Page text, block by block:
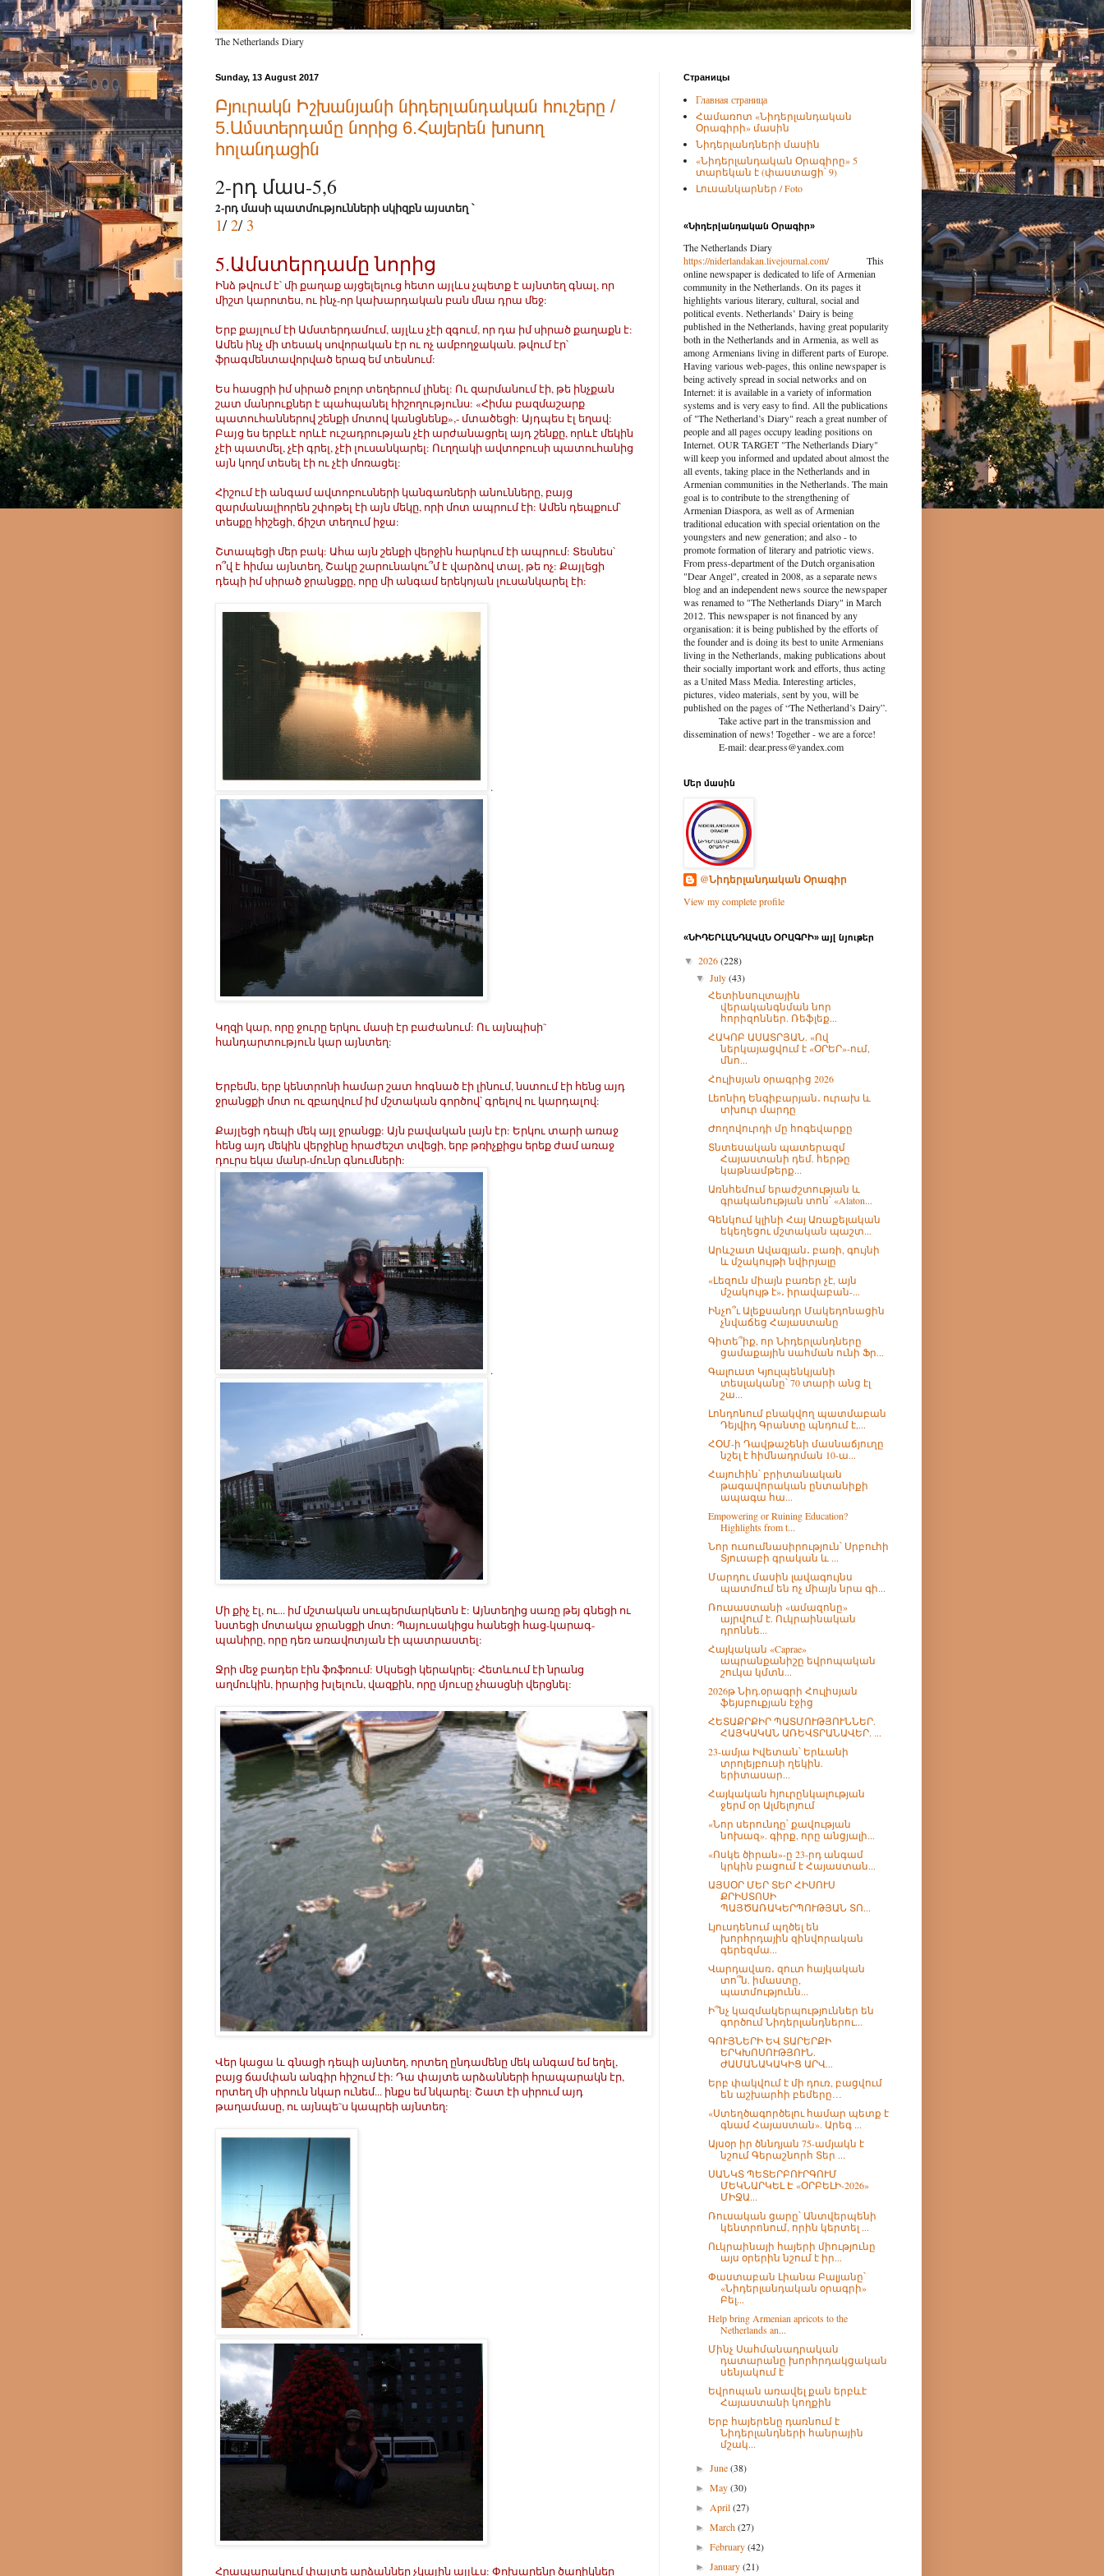
The Netherlands Diary
Sunday, 13 August 2017
Բյուրակն Իշխանյանի նիդերլանդական հուշերը /
5.Ամստերդամը նորից 6.Հայերեն խոսող
հոլանդացին
2-րդ մաս-5,6
2-րդ մասի պատմությունների սկիզբն այստեղ ՝
1/2/ 3
5.Ամստերդամը նորից
Ինձ թվում է՝ մի քաղաք այցելելուց հետո այլևս չպետք է այնտեղ գնալ, որ
միշտ կարոտես, ու ինչ-որ կախարդական բան մնա դրա մեջ:
Երբ քայլում էի Ամստերդամում, այլևս չէի զգում, որ դա իմ սիրած քաղաքն է:
Ամեն ինչ մի տեսակ սովորական էր ու ոչ ամբողջական. թվում էր՝
ֆրագմենտավորված երազ եմ տեսնում:
Ես հասցրի իմ սիրած բոլոր տեղերում լինել: Ու զարմանում էի, թե ինչքան
շատ մանրուքներ է պահպանել հիշողությունս: «Հիմա բազմաշարք
պատուհաններով շենքի մոտով կանցնենք»,- մտածեցի: Այդպես էլ եղավ:
Բայց ես երբևէ որևէ ուշադրության չէի արժանացրել այդ շենքը, որևէ մեկին
չէի պատմել, չէի գրել, չէի լուսանկարել: Ուղղակի ավտոբուսի պատուհանից
այն կողմ տեսել էի ու չէի մոռացել:
Հիշում էի անգամ ավտոբուսների կանգառների անունները, բայց
զարմանալիորեն շփոթել էի այն մեկը, որի մոտ ապրում էի: Ամեն դեպքում՝
տեսքը հիշեցի, ճիշտ տեղում իջա:
Շտապեցի մեր բակ: Ահա այն շենքի վերջին հարկում էի ապրում: Տեսնես՝
ո՞վ է հիմա այնտեղ, Շակը շարունակու՞մ է վարձով տալ, թե ոչ: Քայլեցի
դեպի իմ սիրած ջրանցքը, որը մի անգամ երեկոյան լուսանկարել էի:
.
Կղզի կար, որը ջուրը երկու մասի էր բաժանում: Ու այնպիսի˜
հանդարտություն կար այնտեղ:
Երբեմն, երբ կենտրոնի համար շատ հոգնած էի լինում, նստում էի հենց այդ
ջրանցքի մոտ ու զբաղվում իմ մշտական գործով՝ գրելով ու կարդալով:
Քայլեցի դեպի մեկ այլ ջրանցք: Այն բավական լայն էր: Երկու տարի առաջ
հենց այդ մեկին վերջինը հրաժեշտ տվեցի, երբ թռիչքիցս երեք ժամ առաջ
դուրս եկա մանր-մունր գնումների:
.
Մի քիչ էլ, ու... իմ մշտական սուպերմարկետն է: Այնտեղից սառը թեյ գնեցի ու
նստեցի մոտակա ջրանցքի մոտ: Պայուսակիցս հանեցի հաց-կարագ-
պանիրը, որը դեռ առավոտյան էի պատրաստել:
Ջրի մեջ բադեր էին ֆռֆռում: Սկսեցի կերակրել: Հետևում էի նրանց
աղմուկին, իրարից խլելուն, վազքին, որը մյուսը չհասցնի վերցնել:
Վեր կացա և գնացի դեպի այնտեղ, որտեղ ընդամենը մեկ անգամ եմ եղել,
բայց ճամփան անգիր հիշում էի: Դա փայտե արձանների հրապարակն էր,
որտեղ մի սիրուն նկար ունեմ... ինքս եմ նկարել: Շատ էի սիրում այդ
թաղամասը, ու այնպե˜ս կապրեի այնտեղ:
.
Հրապարակում փայտե արձաններ չկային այլևս: Փոխարենը ծաղիկներ
Страницы
Главная страница
Համառոտ «Նիդերլանդական
Օրագիրի» մասին
Նիդերլանդների մասին
«Նիդերլանդական Օրագիրը» 5
տարեկան է (փաստացի՝ 9)
Լուսանկարներ / Foto
«Նիդերլանդական Օրագիր»
The Netherlands Diary
https://niderlandakan.livejournal.com/This
online newspaper is dedicated to life of Armenian
community in the Netherlands. On its pages it
highlights various literary, cultural, social and
political events. Netherlands’ Dairy is being
published in the Netherlands, having great popularity
both in the Netherlands and in Armenia, as well as
among Armenians living in different parts of Europe.
Having various web-pages, this online newspaper is
being actively spread in social networks and on
Internet: it is available in a variety of information
systems and is very easy to find. All the publications
of "The Netherland’s Diary" reach a great number of
people and all pages occupy leading positions on
Internet. OUR TARGET "The Netherlands Diary"
will keep you informed and updated about almost the
all events, taking place in the Netherlands and in
Armenian communities in the Netherlands. The main
goal is to contribute to the strengthening of
Armenian Diaspora, as well as of Armenian
traditional education with special orientation on the
youngsters and new generation; and also - to
promote formation of literary and patriotic views.
From press-department of the Dutch organisation
"Dear Angel", created in 2008, as a separate news
blog and an independent news source the newspaper
was renamed to "The Netherlands Diary" in March
2012. This newspaper is not financed by any
organisation: it is being published by the efforts of
the founder and is doing its best to unite Armenians
living in the Netherlands, making publications about
their socially important work and efforts, thus acting
as a United Mass Media. Interesting articles,
pictures, video materials, sent by you, will be
published on the pages of “The Netherland’s Dairy”.
Take active part in the transmission and
dissemination of news! Together - we are a force!
E-mail: dear.press@yandex.com
Մեր մասին
@Նիդերլանդական Օրագիր
View my complete profile
«ՆԻԴԵՐԼԱՆԴԱԿԱՆ ՕՐԱԳՐԻ» այլ նյութեր
▼ 2026(228)
▼July(43)
Հետինսուլտային
վերականգնման նոր
հորիզոններ. Ռեֆլեք...
ՀԱԿՈԲ ԱՍԱՏՐՅԱՆ. «Ով
ներկայացվում է «ՕՐԵՐ»-ում,
մնո...
Հուլիսյան օրագրից 2026
Լեոնիդ Ենգիբարյան․ ուրախ և
տխուր մարդը
Ժողովուրդի մը հոգեվարքը
Տնտեսական պատերազմ
Հայաստանի դեմ. հերթը
կաթնամթերք...
Առնհեմում երաժշտության և
գրականության տոն՝ «Alaton...
Գենկում կլինի Հայ Առաքելական
եկեղեցու մշտական պաշտ...
Արևշատ Ավագյան․ բառի, գույնի
և մշակույթի նվիրյալը
«Լեզուն միայն բառեր չէ, այն
մշակույթ է»․ իրավաբան-...
Ինչո՞ւ Ալեքսանդր Մակեդոնացին
չնվաճեց Հայաստանը
Գիտե՞իք, որ Նիդերլանդները
ցամաքային սահման ունի Ֆր...
Գալուստ Կյուլպենկյանի
տեսլականը՝ 70 տարի անց էլ
շա...
Լոնդոնում բնակվող պատմաբան
Դեյվիդ Գրանտը պնդում է,...
ՀՕՄ-ի Դավթաշենի մասնաճյուղը
նշել է հիմնադրման 10-ա...
Հայուհին՝ բրիտանական
թագավորական ընտանիքի
ապագա հա...
Empowering or Ruining Education?
Highlights from t...
Նոր ուսումնասիրություն՝ Սրբուհի
Տյուսաբի գրական և ...
Մարդու մասին լավագույնս
պատմում են ոչ միայն նրա գի...
Ռուսաստանի «ամազոնը»
այրվում է. Ուկրաինական
դրոննե...
Հայկական «Caprae»
ապրանքանիշը եվրոպական
շուկա կմտն...
2026թ Նիդ.օրագրի Հուլիսյան
ֆեյսբուքյան էջից
ՀԵՏԱՔՐՔԻՐ ՊԱՏՄՈՒԹՅՈՒՆՆԵՐ.
ՀԱՅԿԱԿԱՆ ԱՌԵՎՏՐԱՆԱՎԵՐ. ...
23-ամյա Իվետան՝ Երևանի
տրոլեյբուսի ղեկին.
երիտասար...
Հայկական հյուրընկալության
ջերմ օր Ալմելոյում
«Նոր սերունդը՝ քավության
նոխազ». գիրք, որը անցյալի...
«Ոսկե ծիրան»-ը 23-րդ անգամ
կրկին բացում է Հայաստան...
ԱՅՍՕՐ ՄԵՐ ՏԵՐ ՀԻՍՈՒՍ
ՔՐԻՍՏՈՍԻ
ՊԱՅԾԱՌԱԿԵՐՊՈՒԹՅԱՆ ՏՈ...
Լյուսդենում պղծել են
խորհրդային զինվորական
գերեզմա...
Վարդավառ․ զուտ հայկական
տո՞ն. իմաստը,
պատմությունն...
Ի՞նչ կազմակերպություններ են
գործում Նիդերլանդներու...
ԳՈՒՅՆԵՐԻ ԵՎ ՏԱՐԵՐՔԻ
ԵՐԿԽՈՍՈՒԹՅՈՒՆ.
ԺԱՄԱՆԱԿԱԿԻՑ ԱՐՎ...
Երբ փակվում է մի դուռ, բացվում
են աշխարհի բեմերը…
«Ստեղծագործելու համար պետք է
գնամ Հայաստան». Արեգ ...
Այսօր իր ծննդյան 75-ամյակն է
նշում Գերաշնորհ Տեր ...
ՍԱՆԿՏ ՊԵՏԵՐԲՈՒՐԳՈՒՄ
ՄԵԿՆԱՐԿԵԼ Է «ՕՐԲԵԼԻ-2026»
ՄԻՋԱ...
Ռուսական ցարը՝ Անտվերպենի
կենտրոնում, որին կերտել ...
Ուկրաինայի հայերի միությունը
այս օրերին նշում է իր...
Փաստաբան Լիանա Բալյանը՝
«Նիդերլանդական օրագրի»
Բել...
Help bring Armenian apricots to the
Netherlands an...
Մինչ Սահմանադրական
դատարանը խորհրդակցական
սենյակում է
Եվրոպան առավել քան երբևէ
Հայաստանի կողքին
Երբ հայերենը դառնում է
Նիդերլանդների հանրային
մշակ...
►June(38)
►May(30)
►April(27)
►March(27)
►February(42)
►January(21)